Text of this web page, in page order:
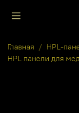
Главная
HPL-
HPL панели для